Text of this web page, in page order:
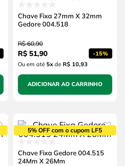
Chave Fixa 27mm X 32mm
Gedore 004.518
R$ 60,90
R$ 51,90 -15%
Ou em até 5xde R$ 10,93
ADICIONAR AO CARRINHO
5% OFF com o cupom LF5
Chave Fixa Gedore 004.515
24Mm X 26Mm